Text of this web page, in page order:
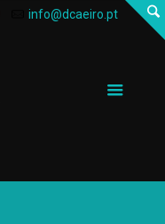
info@dcaeiro.pt